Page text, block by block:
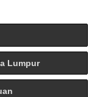
Lumpur